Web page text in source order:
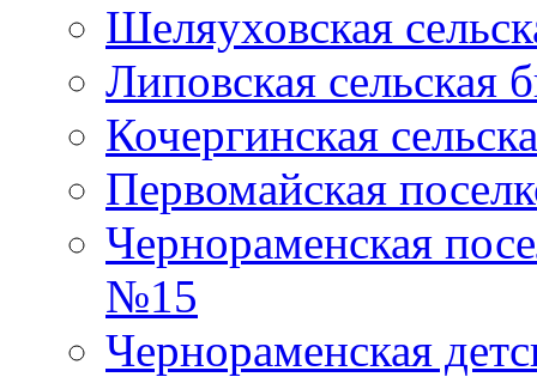
Шеляуховская
Липовская сельская
Кочергинская
Первомайская
Чернораменская
№15
Чернораменская